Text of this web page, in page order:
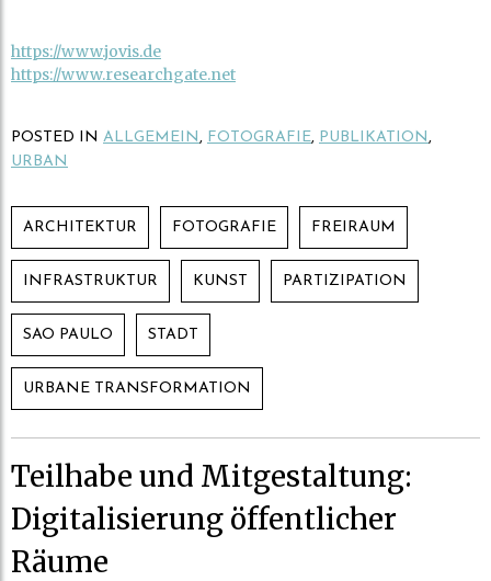
https://www.jovis.de
https://www.researchgate.net
POSTED IN ALLGEMEIN, FOTOGRAFIE, PUBLIKATION,
URBAN
ARCHITEKTUR FOTOGRAFIE FREIRAUM
INFRASTRUKTUR KUNST PARTIZIPATION
SAO PAULO STADT
URBANE TRANSFORMATION
Teilhabe und Mitgestaltung:
Digitalisierung öffentlicher
Räume